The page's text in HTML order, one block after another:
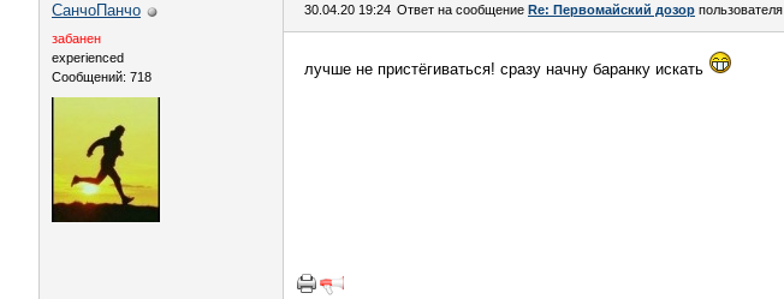
СанчоПанчо
забанен
experienced
Сообщений: 718
30.04.20 19:24 Ответ на сообщение Re: Первомайский дозор пользователя
лучше не пристёгиваться! сразу начну баранку искать